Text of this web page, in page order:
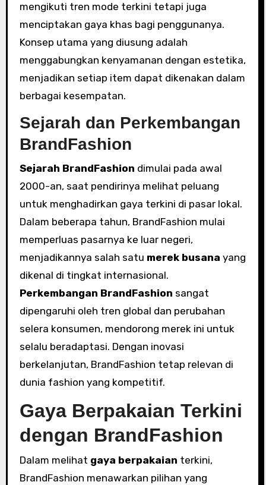
mengikuti tren mode terkini tetapi juga
menciptakan gaya khas bagi penggunanya.
Konsep utama yang diusung adalah
menggabungkan kenyamanan dengan estetika,
menjadikan setiap item dapat dikenakan dalam
berbagai kesempatan.
Sejarah dan Perkembangan
BrandFashion
Sejarah BrandFashion dimulai pada awal
2000-an, saat pendirinya melihat peluang
untuk menghadirkan gaya terkini di pasar lokal.
Dalam beberapa tahun, BrandFashion mulai
memperluas pasarnya ke luar negeri,
menjadikannya salah satu merek busana yang
dikenal di tingkat internasional.
Perkembangan BrandFashion sangat
dipengaruhi oleh tren global dan perubahan
selera konsumen, mendorong merek ini untuk
selalu beradaptasi. Dengan inovasi
berkelanjutan, BrandFashion tetap relevan di
dunia fashion yang kompetitif.
Gaya Berpakaian Terkini
dengan BrandFashion
Dalam melihat gaya berpakaian terkini,
BrandFashion menawarkan pilihan yang